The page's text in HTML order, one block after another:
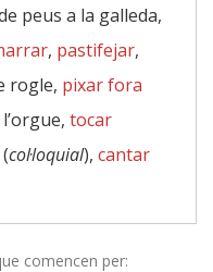
peus a la galleda,
, pastifejar,
rogle, pixar fora
tocar
col·loquial), cantar
comencen per: